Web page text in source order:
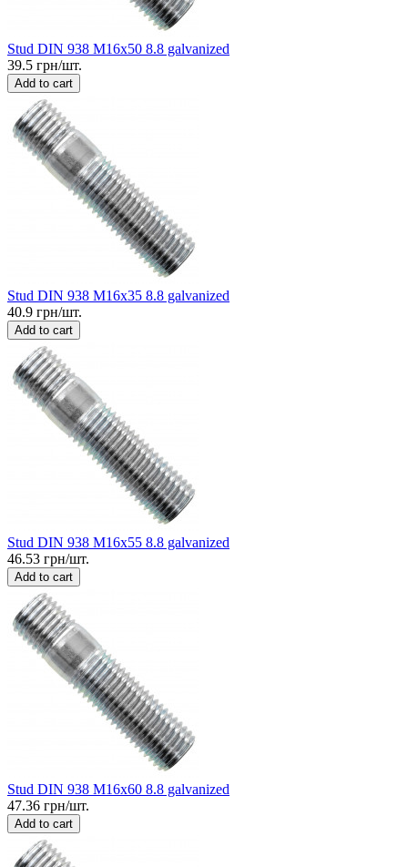
Stud DIN 938 M16x50 8.8 galvanized
39.5 грн/шт.
Add to cart
Stud DIN 938 M16x35 8.8 galvanized
40.9 грн/шт.
Add to cart
Stud DIN 938 M16x55 8.8 galvanized
46.53 грн/шт.
Add to cart
Stud DIN 938 M16x60 8.8 galvanized
47.36 грн/шт.
Add to cart